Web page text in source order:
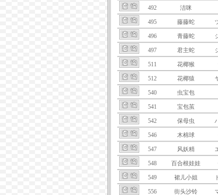
492 洁咪
495 藤藤蛇
496 青藤蛇
497 君主蛇
511 花椰猴
512 花椰猿
540 虫宝包
541 宝包茧
542 保母虫
546 木棉球
547 风妖精
548 百合根娃娃
549 裙儿小姐
556 街头沙铃